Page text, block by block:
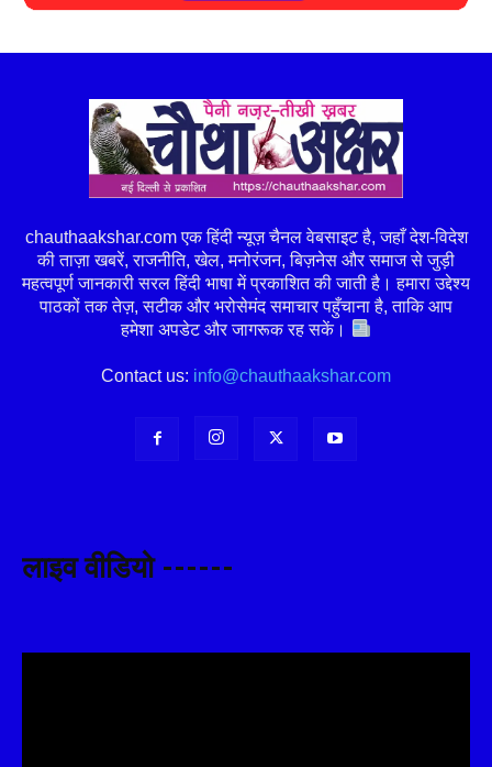
chauthaakshar.com एक हिंदी न्यूज़ चैनल वेबसाइट है, जहाँ देश-विदेश
की ताज़ा खबरें, राजनीति, खेल, मनोरंजन, बिज़नेस और समाज से जुड़ी
महत्वपूर्ण जानकारी सरल हिंदी भाषा में प्रकाशित की जाती है। हमारा उद्देश्य
पाठकों तक तेज़, सटीक और भरोसेमंद समाचार पहुँचाना है, ताकि आप
हमेशा अपडेट और जागरूक रह सकें।
Contact us: info@chauthaakshar.com
लाइव वीडियो ------